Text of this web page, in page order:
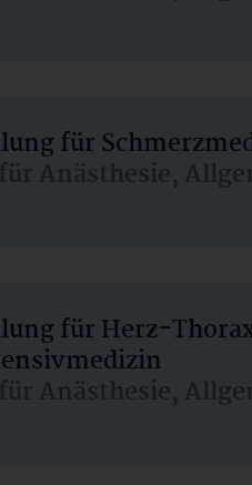
für
Anästhesie,
für Herz-
Anästhesie,